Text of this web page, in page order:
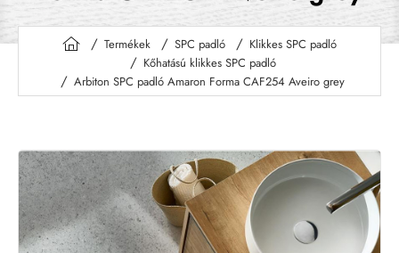
h
m
Termékek SPC padló
Klikkes SPC padló
Kőhatású klikkes SPC padló
Arbiton SPC padló Amaron Forma CAF254 Aveiro grey